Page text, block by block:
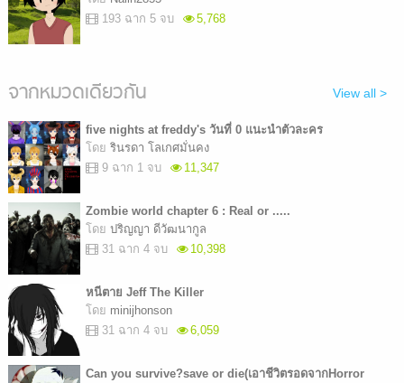
193 ฉาก 5 จบ
5,768
จากหมวดเดียวกัน View all >
five nights at freddy's วันที่ 0 แนะนำตัวละคร
โดย รินรดา โลเกศมั่นคง
9 ฉาก 1 จบ
11,347
Zombie world chapter 6 : Real or .....
โดย ปริญญา ดีวัฒนากูล
31 ฉาก 4 จบ
10,398
หนีตาย Jeff The Killer
โดย minijhonson
31 ฉาก 4 จบ
6,059
Can you survive?save or die(เอาชีวิตรอดจากHorror